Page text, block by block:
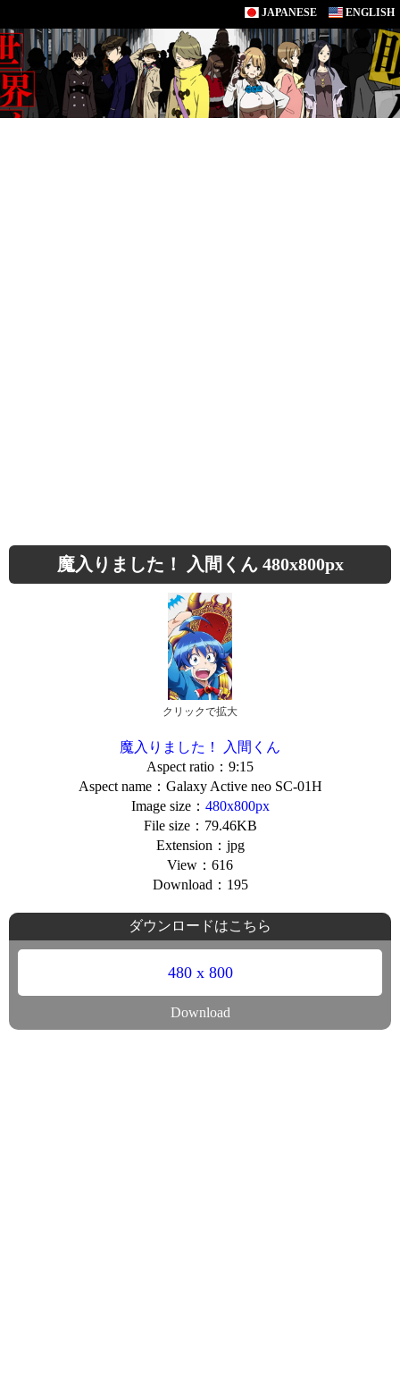
JAPANESE ENGLISH
魔入りました！ 入間くん 480x800px
クリックで拡大
魔入りました！ 入間くん
Aspect ratio：9:15
Aspect name：Galaxy Active neo SC-01H
Image size： 480x800px
File size：79.46KB
Extension：jpg
View：616
Download：195
ダウンロードはこちら
480 x 800
Download